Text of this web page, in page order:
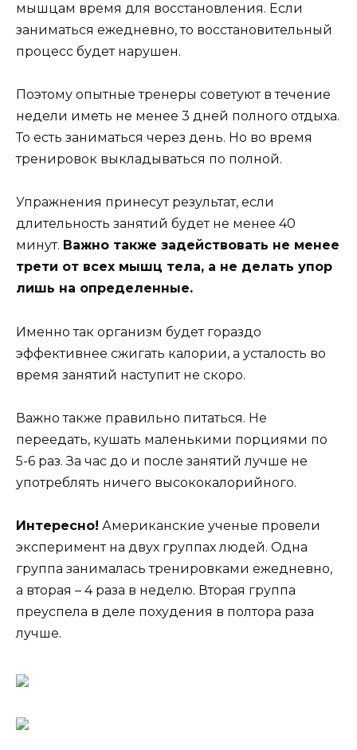
мышцам время для восстановления. Если
заниматься ежедневно, то восстановительный
процесс будет нарушен.
Поэтому опытные тренеры советуют в течение
недели иметь не менее 3 дней полного отдыха.
То есть заниматься через день. Но во время
тренировок выкладываться по полной.
Упражнения принесут результат, если
длительность занятий будет не менее 40
минут. Важно также задействовать не менее
трети от всех мышц тела, а не делать упор
лишь на определенные.
Именно так организм будет гораздо
эффективнее сжигать калории, а усталость во
время занятий наступит не скоро.
Важно также правильно питаться. Не
переедать, кушать маленькими порциями по
5-6 раз. За час до и после занятий лучше не
употреблять ничего высококалорийного.
Интересно! Американские ученые провели
эксперимент на двух группах людей. Одна
группа занималась тренировками ежедневно,
а вторая – 4 раза в неделю. Вторая группа
преуспела в деле похудения в полтора раза
лучше.